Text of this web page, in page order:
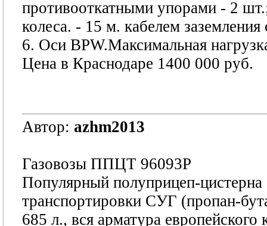
противооткатными упорами - 2
колеса. - 15 м. кабелем
6. Оси BPW.Максимальная
Цена в Краснодаре 1400 000 руб.
Автор: azhm2013
Газовозы ППЦТ 96093Р
Популярный полуприцеп-цистерна
транспортировки СУГ (пропан-
685 л., вся арматура